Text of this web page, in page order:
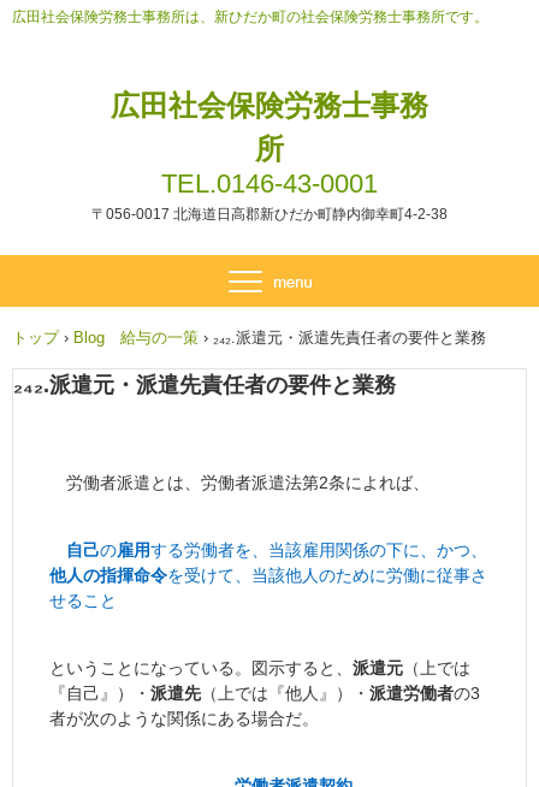
広田社会保険労務士事務
所
広田社会保険労務士事務所は、新ひだか町の社会保険労務士事務所です。
TEL.0146-43-0001
〒056-0017 北海道日高郡新ひだか町静内御幸町4-2-38
トップ › Blog 給与の一策 › ₂₄₂.派遣元・派遣先責任者の要件と業務
₂₄₂.派遣元・派遣先責任者の要件と業務
労働者派遣とは、労働者派遣法第2条によれば、
自己の雇用する労働者を、当該雇用関係の下に、かつ、
他人の指揮命令を受けて、当該他人のために労働に従事さ
せること
ということになっている。図示すると、 派遣元 （上では
『自己』）・ 派遣先（上では『他人』）・ 派遣労働者の3
者が次のような関係にある場合だ。